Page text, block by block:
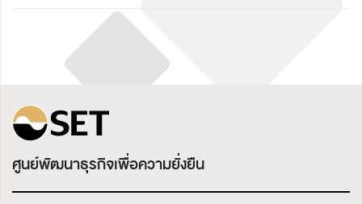
ศูนย์พัฒนาธุรกิจเพื่อความยั่งยืน